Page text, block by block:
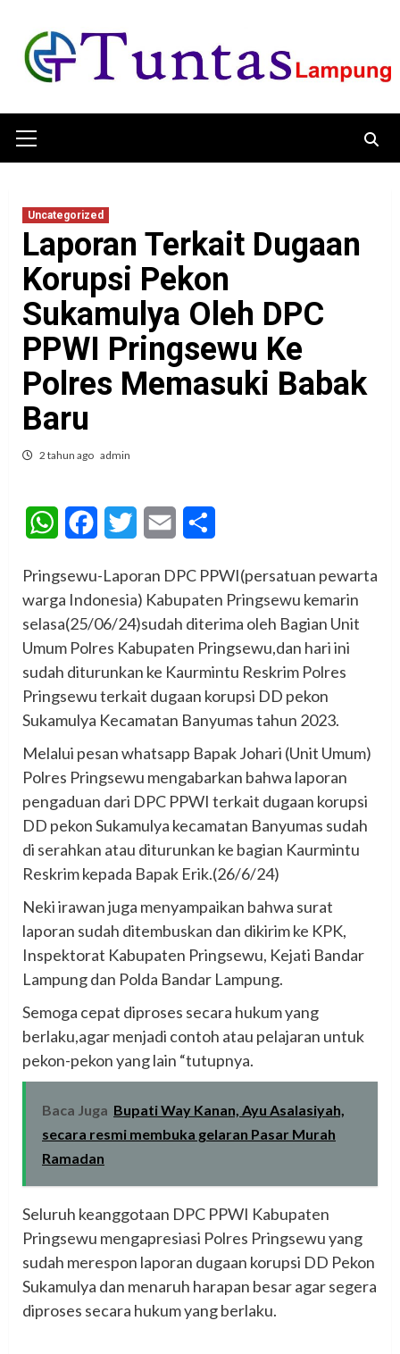
content
Menu
Uncategorized
Laporan Terkait Dugaan
Korupsi Pekon
Sukamulya Oleh DPC
PPWI Pringsewu Ke
Polres Memasuki Babak
Baru
2 tahun ago admin
WhatsAppFacebookTwitter Email
Pringsewu-Laporan DPC PPWI(persatuan pewarta
warga Indonesia) Kabupaten Pringsewu kemarin
selasa(25/06/24)sudah diterima oleh Bagian Unit
Umum Polres Kabupaten Pringsewu,dan hari ini
sudah diturunkan ke Kaurmintu Reskrim Polres
Pringsewu terkait dugaan korupsi DD pekon
Sukamulya Kecamatan Banyumas tahun 2023.
Melalui pesan whatsapp Bapak Johari (Unit Umum)
Polres Pringsewu mengabarkan bahwa laporan
pengaduan dari DPC PPWI terkait dugaan korupsi
DD pekon Sukamulya kecamatan Banyumas sudah
di serahkan atau diturunkan ke bagian Kaurmintu
Reskrim kepada Bapak Erik.(26/6/24)
Neki irawan juga menyampaikan bahwa surat
laporan sudah ditembuskan dan dikirim ke KPK,
Inspektorat Kabupaten Pringsewu, Kejati Bandar
Lampung dan Polda Bandar Lampung.
Semoga cepat diproses secara hukum yang
berlaku,agar menjadi contoh atau pelajaran untuk
pekon-pekon yang lain “tutupnya.
Baca Juga Bupati Way Kanan, Ayu Asalasiyah,
secara resmi membuka gelaran Pasar Murah
Ramadan
Seluruh keanggotaan DPC PPWI Kabupaten
Pringsewu mengapresiasi Polres Pringsewu yang
sudah merespon laporan dugaan korupsi DD Pekon
Sukamulya dan menaruh harapan besar agar segera
diproses secara hukum yang berlaku.